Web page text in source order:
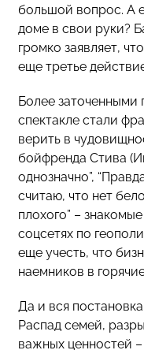
большой вопрос. А
доме в свои руки?
громко заявляет,
еще третье
Более
спектакле стали
верить в
бойфренда Стива
однозначно”,
считаю, что нет
плохого” –
соцсетях по
еще учесть, что
наемников в
Да и вся
Распад семей,
важных ценностей